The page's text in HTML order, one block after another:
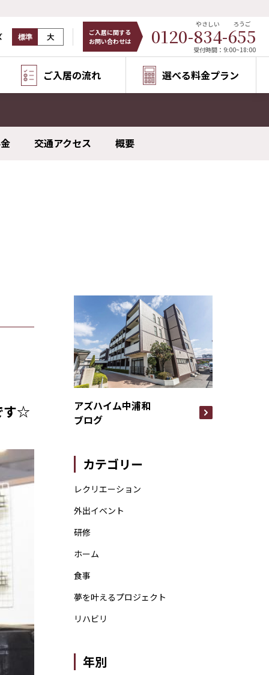
標準 大
ご入居に関する
お問い合わせは
0120-834
やさしい
-655
ろうご
受付時間：9:00~18:00
ご入居の流れ 選べる料金プラン
交通アクセス 概要
す☆
アズハイム中浦和
ブログ
カテゴリー
レクリエーション
外出イベント
研修
ホーム
食事
夢を叶えるプロジェクト
リハビリ
年別